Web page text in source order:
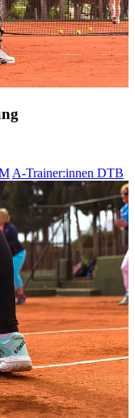
A-Trainer:innen DTB